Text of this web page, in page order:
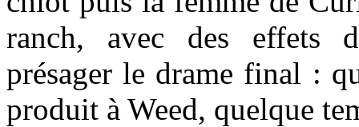
ranch, avec des effets
présager le drame final :
produit à Weed, quelque